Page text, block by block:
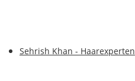
Sehrish Khan - Haarexperten